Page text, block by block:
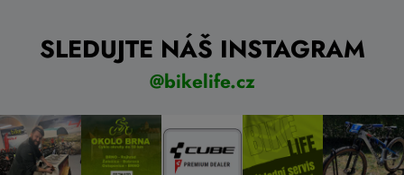
SLEDUJTE NÁŠ INSTAGRAM
@bikelife.cz